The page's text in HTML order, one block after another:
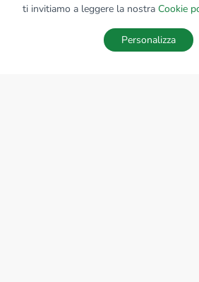
ti invitiamo a leggere la nostra Cookie
Personalizza